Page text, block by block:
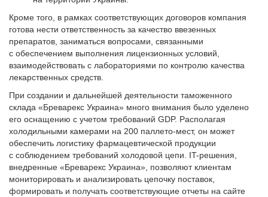
Кроме того, в рамках соответствующих договоров компания
готова нести ответственность за качество ввезенных
препаратов, заниматься вопросами, связанными
с обеспечением выполнения лицензионных условий,
взаимодействовать с лабораториями по контролю качества
лекарственных средств.
При создании и дальнейшей деятельности таможенного
склада «Бреварекс Украина» много внимания было уделено
его оснащению с учетом требований GDP. Располагая
холодильными камерами на 200 паллето-мест, он может
обеспечить логистику фармацевтической продукции
с соблюдением требований холодовой цепи. IT-решения,
внедренные «Бреварекс Украина», позволяют клиентам
мониторировать и анализировать цепочку поставок,
формировать и получать соответствующие отчеты на сайте